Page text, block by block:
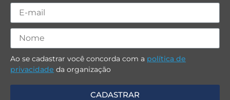
Ao se cadastrar você concorda com a política de
privacidade da organização